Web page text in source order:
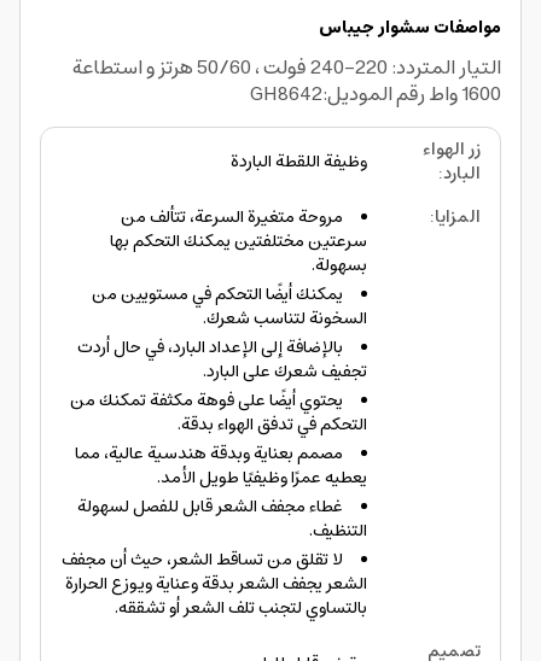
مواصفات سشوار جيباس
التيار المتردد: 220-240 فولت ، 50/60 هرتز و استطاعة
1600 واط رقم الموديل:GH8642
زر الهواء
البارد:
وظيفة اللقطة الباردة
المزايا:
مروحة متغيرة السرعة، تتألف من
سرعتين مختلفتين يمكنك التحكم بها
بسهولة.
يمكنك أيضًا التحكم في مستويين من
السخونة لتناسب شعرك.
بالإضافة إلى الإعداد البارد، في حال أردت
تجفيف شعرك على البارد.
يحتوي أيضًا على فوهة مكثفة تمكنك من
التحكم في تدفق الهواء بدقة.
مصمم بعناية وبدقة هندسية عالية، مما
يعطيه عمرًا وظيفيًا طويل الأمد.
غطاء مجفف الشعر قابل للفصل لسهولة
التنظيف.
لا تقلق من تساقط الشعر، حيث أن مجفف
الشعر يجفف الشعر بدقة وعناية ويوزع الحرارة
بالتساوي لتجنب تلف الشعر أو تشققه.
تصميم